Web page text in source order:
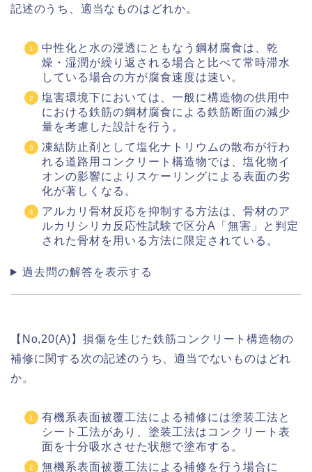
記述のうち、適当なものはどれか。
中性化と水の浸透にともなう鋼材腐食は、乾
燥・湿潤が繰り返される場合と比べて常時滞水
している場合の方が腐食速度は速い。
塩害環境下においては、一般に構造物の供用中
における鉄筋の鋼材腐食による鉄筋断面の減少
量を考慮した設計を行う。
凍結防止剤として塩化ナトリウムの散布が行わ
れる道路用コンクリート構造物では、塩化物イ
オンの影響によりスケーリングによる表面の劣
化が著しくなる。
アルカリ骨材反応を抑制する方法は、骨材のア
ルカリシリカ反応性試験で区分A「無害」と判定
された骨材を用いる方法に限定されている。
過去問の解答を表示する
【No,20(A)】損傷を生じた鉄筋コンクリート構造物の
補修に関する次の記述のうち、適当でないものはどれ
か。
有機系表面被覆工法による補修には塗装工法と
シート工法があり、塗装工法はコンクリート表
面を十分吸水させた状態で塗布する。
無機系表面被覆工法による補修を行う場合に